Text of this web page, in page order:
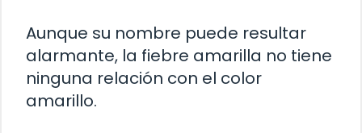
Aunque su nombre puede resultar
alarmante, la fiebre amarilla no tiene
ninguna relación con el color
amarillo.